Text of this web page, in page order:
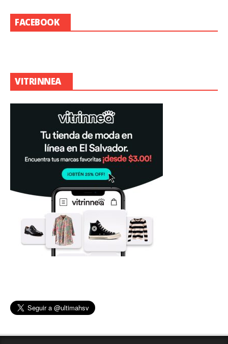
FACEBOOK
VITRINNEA